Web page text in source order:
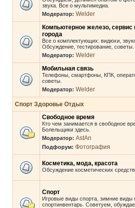
звука. Все о мультимедиа.
Модератор: Welder
Компьютерное железо,
города
Все о комплектующих: видюхи,
Обсуждение, тестирование, советы.
Модератор: Welder
Мобильная связь
Телефоны, смартфоны, КПК,
советы.
Модератор: Welder
Спорт Здоровье Отдых
Свободное время
Кто чем занимается в свободное
Болельщики здесь.
Модератор: AstAn
Подфорум: Фотография
Косметика, мода, красота
Обсуждение косметических
Спорт
Игровые виды спорта, зимние виды
спортинвентарь. Советуем,